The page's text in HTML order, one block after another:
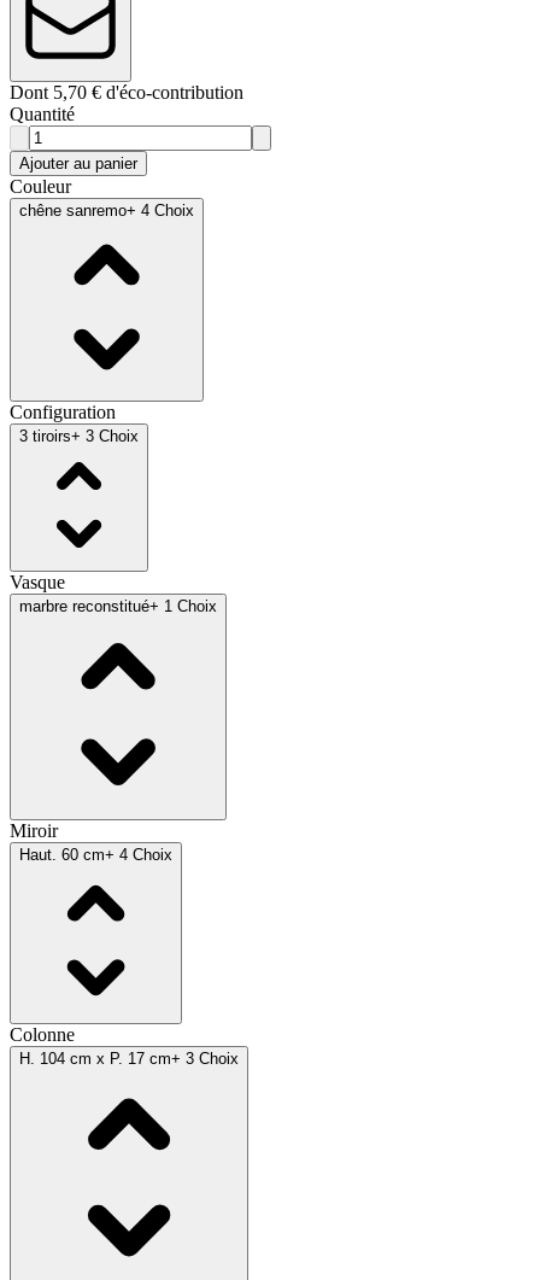
Dont 5,70 € d'éco-contribution
Quantité
Ajouter au panier
Couleur
chêne sanremo+ 4 Choix
Configuration
3 tiroirs+ 3 Choix
Vasque
marbre reconstitué+ 1 Choix
Miroir
Haut. 60 cm+ 4 Choix
Colonne
H. 104 cm x P. 17 cm+ 3 Choix